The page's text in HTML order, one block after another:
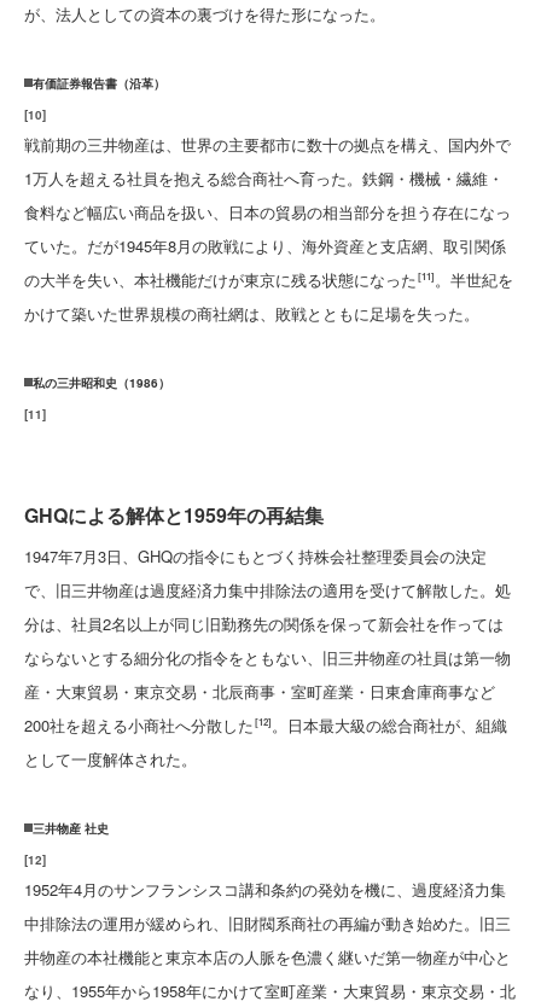
が、法人としての資本の裏づけを得た形になった。
有価証券報告書（沿革）
[10]
戦前期の三井物産は、世界の主要都市に数十の拠点を構え、国内外で
1万人を超える社員を抱える総合商社へ育った。鉄鋼・機械・繊維・
食料など幅広い商品を扱い、日本の貿易の相当部分を担う存在になっ
ていた。だが1945年8月の敗戦により、海外資産と支店網、取引関係
の大半を失い、本社機能だけが東京に残る状態になった[11]。半世紀を
かけて築いた世界規模の商社網は、敗戦とともに足場を失った。
私の三井昭和史（1986）
[11]
GHQによる解体と1959年の再結集
1947年7月3日、GHQの指令にもとづく持株会社整理委員会の決定
で、旧三井物産は過度経済力集中排除法の適用を受けて解散した。処
分は、社員2名以上が同じ旧勤務先の関係を保って新会社を作っては
ならないとする細分化の指令をともない、旧三井物産の社員は第一物
産・大東貿易・東京交易・北辰商事・室町産業・日東倉庫商事など
200社を超える小商社へ分散した[12]。日本最大級の総合商社が、組織
として一度解体された。
三井物産 社史
[12]
1952年4月のサンフランシスコ講和条約の発効を機に、過度経済力集
中排除法の運用が緩められ、旧財閥系商社の再編が動き始めた。旧三
井物産の本社機能と東京本店の人脈を色濃く継いだ第一物産が中心と
なり、1955年から1958年にかけて室町産業・大東貿易・東京交易・北